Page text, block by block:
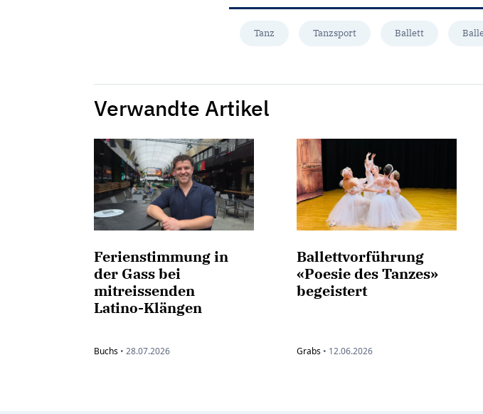
Tanz Tanzsport Ballett
Verwandte Artikel
Ferienstimmung in
der Gass bei
mitreissenden
Latino-Klängen
Buchs • 28.07.2026
Ballettvorführung
«Poesie des Tanzes»
begeistert
Grabs • 12.06.2026